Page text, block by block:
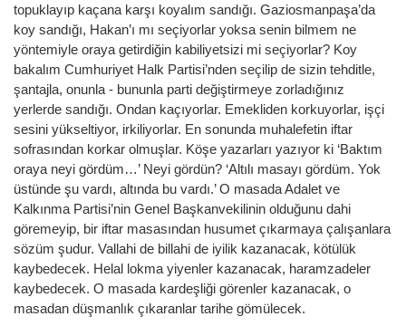
topuklayıp kaçana karşı koyalım sandığı. Gaziosmanpaşa’da
koy sandığı, Hakan’ı mı seçiyorlar yoksa senin bilmem ne
yöntemiyle oraya getirdiğin kabiliyetsizi mi seçiyorlar? Koy
bakalım Cumhuriyet Halk Partisi’nden seçilip de sizin tehditle,
şantajla, onunla - bununla parti değiştirmeye zorladığınız
yerlerde sandığı. Ondan kaçıyorlar. Emekliden korkuyorlar, işçi
sesini yükseltiyor, irkiliyorlar. En sonunda muhalefetin iftar
sofrasından korkar olmuşlar. Köşe yazarları yazıyor ki ‘Baktım
oraya neyi gördüm…’ Neyi gördün? ‘Altılı masayı gördüm. Yok
üstünde şu vardı, altında bu vardı.’ O masada Adalet ve
Kalkınma Partisi’nin Genel Başkanvekilinin olduğunu dahi
göremeyip, bir iftar masasından husumet çıkarmaya çalışanlara
sözüm şudur. Vallahi de billahi de iyilik kazanacak, kötülük
kaybedecek. Helal lokma yiyenler kazanacak, haramzadeler
kaybedecek. O masada kardeşliği görenler kazanacak, o
masadan düşmanlık çıkaranlar tarihe gömülecek.